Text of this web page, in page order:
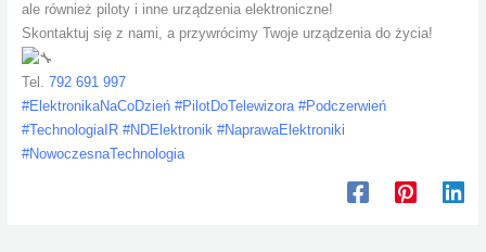
ale również piloty i inne urządzenia elektroniczne!
Skontaktuj się z nami, a przywrócimy Twoje urządzenia do życia!
Tel. 792 691 997
#ElektronikaNaCoDzień #PilotDoTelewizora #Podczerwień
#TechnologiaIR #NDElektronik #NaprawaElektroniki
#NowoczesnaTechnologia